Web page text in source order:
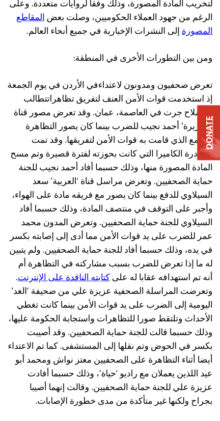
لتخريب المادة المصورة، وذلك وفقا لروايات متعددة. وعلى
الرغم من جهود العملاء الحكوميين، وصلت بعضالمقاطع
المصورةإلى النشرات الإخبارية في جميع أنحاء العالم.
ومن بين التطورات الأخرى في المنطقة:
تعرض صحفيون ومدونون لاعتداءفي الأردن في يوم الجمعة
إذ استخدمت قوات الأمن العنف لتفريق تظاهراتتطالب
بالإصلاح جرت في العاصمة، عمان. وقد تعرض مصور قناة
‘الجزيرة’ أحمد نجيب للضرب بينما كان يصور التظاهرة
والقمع الذي قامت به قوات الأمن لتفريقها. وقد تمت
مصادرة الكاميرا التي كانت بحوزته لفترة قصيرة وتم مسح
المادة المصورة منها، وذلك حسبما أفاد أحمد نجيب للجنة
حماية الصحفيين. وتعرض مراسل قناة ‘العربية’ سعد
السيلاوي للدفع بينما كان يصور مع فريقه مادة على الهواء،
وأجبر على التوقف في منتصف المادة، وذلك حسبما أفاد
السيلاوي للجنة حماية الصحفيين. وتعرض المدون محمد
عمر للضرب على يد قوات الأمن مما أدى إلى إصابته بكسر
في يده، وذلك حسبما أفاد للجنة حماية الصحفيين. ولم يتبين
له ما إذا تعرض للضرب بسبب مشاركته في التظاهرة أم
أنه تم استهدافه عقابا له علىكتابته الناقدة على الإنترنت.
وتعرضت المراسلة الصحفية عزيزة علي من صحيفة ‘الغد’
اليومية إلى الضرب على يد قوات الأمن بينما كانت تغطي
الأحداث وتلتقط صورا للتظاهرات واستجابة الحكومة عليها،
وذلك حسبما قالت للجنة حماية الصحفيين. وقد أصيبت
بكسر في الحوض وتم نقلها إلى المستشفى. كما تم الاعتداء
أيضا أثناء التظاهرة على الصحفيين معتز نواش ومحمد أبو
عيد اللذين يعملان مع راديو ‘حياة’، وذلك حسبما أفادت
عزيزة علي للجنة حماية الصحفيين. وقالت إنهما أصيبا
بجراح ولكنها غير متأكدة من مدى خطورة الإصابات.
DONATE